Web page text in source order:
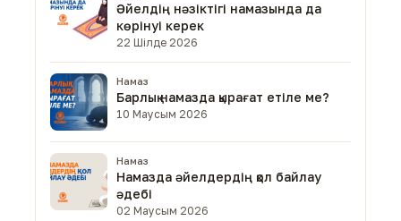
Әйелдің нәзіктігі намазында да
көрінуі керек
22 Шілде 2026
Намаз
Барлық намазда қырағат етіле ме?
10 Маусым 2026
Намаз
Намазда әйелдердің қол байлау
әдебі
02 Маусым 2026